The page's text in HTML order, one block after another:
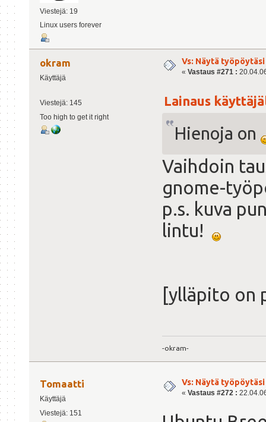
Viestejä: 19
Linux users forever
okram
Käyttäjä
Viestejä: 145
Too high to get it right
Vs: Näytä työpöytäsi
« Vastaus #271 :
Lainaus
Hienoja on
Vaihdoin
gnome-
p.s. kuva
lintu!
[ylläpito on
-okram-
Tomaatti
Käyttäjä
Viestejä: 151
Vs: Näytä työpöytäsi
« Vastaus #272 :